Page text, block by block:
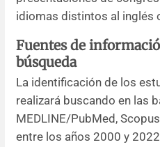
idiomas distintos al inglés
Fuentes de
búsqueda
La identificación de los
realizará buscando en las
MEDLINE/PubMed,
entre los años 2000 y